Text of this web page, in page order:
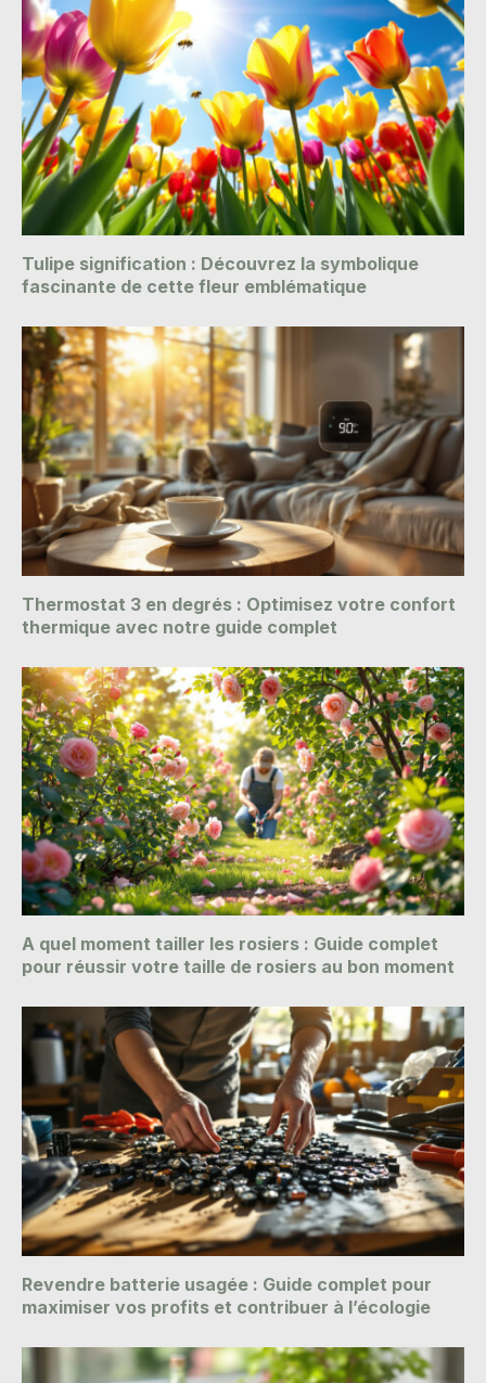
Tulipe signification : Découvrez la symbolique
fascinante de cette fleur emblématique
Thermostat 3 en degrés : Optimisez votre confort
thermique avec notre guide complet
A quel moment tailler les rosiers : Guide complet
pour réussir votre taille de rosiers au bon moment
Revendre batterie usagée : Guide complet pour
maximiser vos profits et contribuer à l’écologie